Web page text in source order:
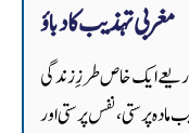
مغربی تہذیب کا دباؤ
ذریعے ایک خاص طرزِ زندگی
پرستی، نفس پرستی اور